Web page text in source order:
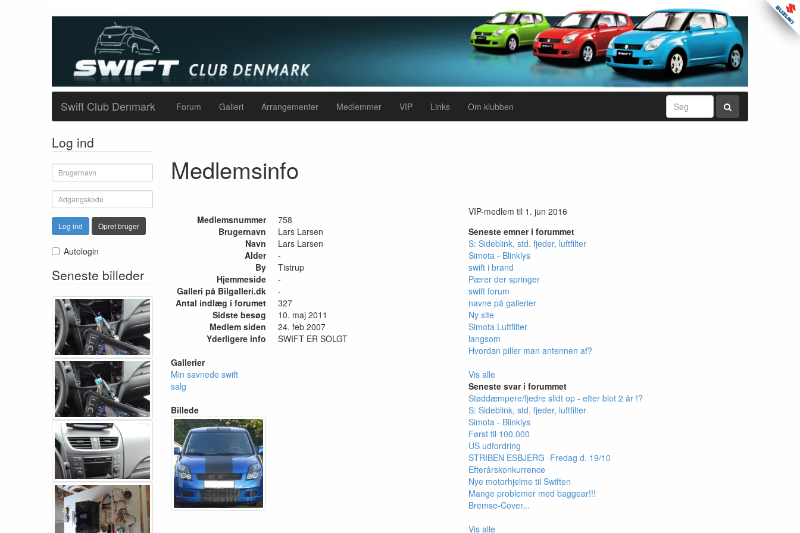
Swift Club Denmark Forum Galleri Arrangementer Medlemmer VIP Links Om klubben
Medlemsinfo
Medlemsnummer
758
Brugernavn
Lars Larsen
Navn
Lars Larsen
Alder
-
By
Tistrup
Hjemmeside
-
Galleri på Bilgalleri.dk
-
Antal indlæg i forumet
327
Sidste besøg
10. maj 2011
Medlem siden
24. feb 2007
Yderligere info
SWIFT ER SOLGT
Gallerier
Min savnede swift
salg
Billede
VIP-medlem til 1. jun 2016
Seneste emner i forummet
S: Sideblink, std. fjeder, luftfilter
Simota - Blinklys
swift i brand
Pærer der springer
swift forum
navne på gallerier
Ny site
Simota Luftfilter
langsom
Hvordan piller man antennen af?
Vis alle
Seneste svar i forummet
Støddæmpere/fjedre slidt op - efter blot 2 år !?
S: Sideblink, std. fjeder, luftfilter
Simota - Blinklys
Først til 100.000
US udfordring
STRIBEN ESBJERG -Fredag d. 19/10
Efterårskonkurrence
Nye motorhjelme til Swiften
Mange problemer med baggear!!!
Bremse-Cover...
Vis alle
Log ind
Log ind Opret bruger
Autologin
Seneste billeder